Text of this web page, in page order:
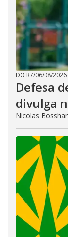
DO R7/06/08/2026
Defesa
divulga
Nicolas